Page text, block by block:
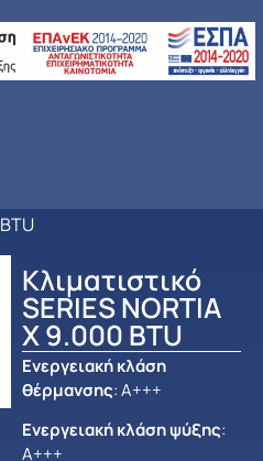
BTU
Κλιματιστικό
SERIES NORTIA
X 9.000 BTU
Ενεργειακή κλάση
θέρμανσης: Α+++
Ενεργειακή κλάση ψύξης:
Α+++